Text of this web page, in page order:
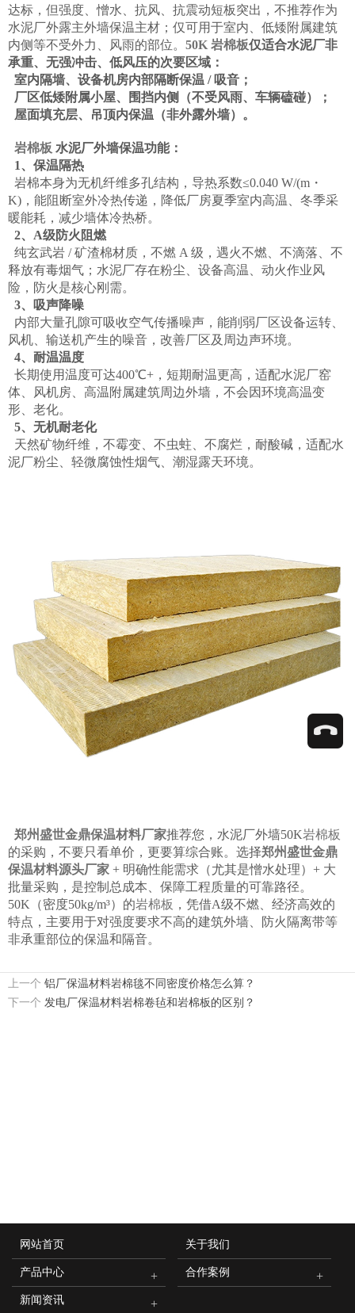
达标，但强度、憎水、抗风、抗震动短板突出，不推荐作为
水泥厂外露主外墙保温主材；仅可用于室内、低矮附属建筑
内侧等不受外力、风雨的部位。 50K 岩棉板仅适合水泥厂非
承重、无强冲击、低风压的次要区域：
室内隔墙、设备机房内部隔断保温 / 吸音；
厂区低矮附属小屋、围挡内侧（不受风雨、车辆磕碰）；
屋面填充层、吊顶内保温（非外露外墙）。
岩棉板 水泥厂外墙保温功能：
1、保温隔热
岩棉本身为无机纤维多孔结构，导热系数≤0.040 W/(m・
K)，能阻断室外冷热传递，降低厂房夏季室内高温、冬季采
暖能耗，减少墙体冷热桥。
2、A级防火阻燃
纯玄武岩 / 矿渣棉材质，不燃 A 级，遇火不燃、不滴落、不
释放有毒烟气；水泥厂存在粉尘、设备高温、动火作业风
险，防火是核心刚需。
3、吸声降噪
内部大量孔隙可吸收空气传播噪声，能削弱厂区设备运转、
风机、输送机产生的噪音，改善厂区及周边声环境。
4、耐温温度
长期使用温度可达400℃+，短期耐温更高，适配水泥厂窑
体、风机房、高温附属建筑周边外墙，不会因环境高温变
形、老化。
5、无机耐老化
天然矿物纤维，不霉变、不虫蛀、不腐烂，耐酸碱，适配水
泥厂粉尘、轻微腐蚀性烟气、潮湿露天环境。
郑州盛世金鼎保温材料厂家推荐您，水泥厂外墙50K岩棉板
的采购，不要只看单价，更要算综合账。选择郑州盛世金鼎
保温材料源头厂家 + 明确性能需求（尤其是憎水处理）+ 大
批量采购，是控制总成本、保障工程质量的可靠路径。
50K（密度50kg/m³）的岩棉板 ，凭借A级不燃、经济高效的
特点，主要用于对强度要求不高的建筑外墙、防火隔离带等
非承重部位的保温和隔音。
上一个 铝厂保温材料岩棉毯不同密度价格怎么算？
下一个 发电厂保温材料岩棉卷毡和岩棉板的区别？
网站首页 关于我们
产品中心 合作案例
新闻资讯